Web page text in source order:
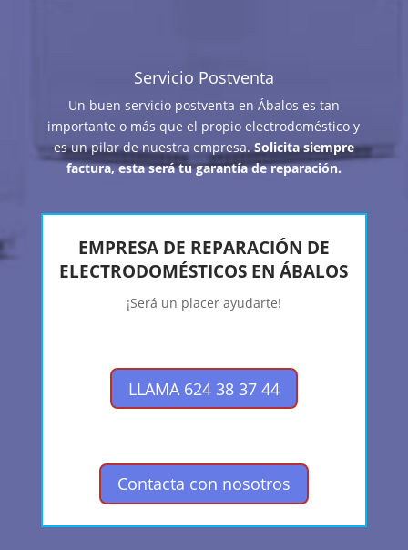
Servicio Postventa
Un buen servicio postventa en Ábalos es tan
importante o más que el propio electrodoméstico y
es un pilar de nuestra empresa.Solicita siempre
factura, esta será tu garantía de reparación.
EMPRESA DE REPARACIÓN DE
ELECTRODOMÉSTICOS EN ÁBALOS
¡Será un placer ayudarte!
LLAMA 624 38 37 44
Contacta con nosotros